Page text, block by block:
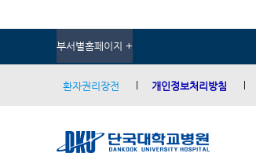
부서별홈페이지 +
환자권리장전 개인정보처리방침